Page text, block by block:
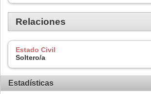
Relaciones
Estado Civil
Soltero/a
Estadísticas